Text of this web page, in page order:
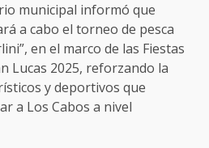
municipal informó que
a cabo el torneo de pesca
en el marco de las Fiestas
Lucas 2025, reforzando la
y deportivos que
a Los Cabos a nivel